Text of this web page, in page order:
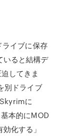
イブに保存
いると結構デ
してきま
別ドライブ
に
本的にMOD
化する」